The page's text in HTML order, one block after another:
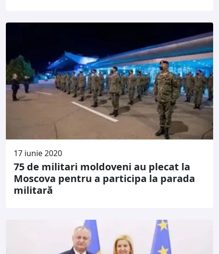
17 iunie 2020
75 de militari moldoveni au plecat la
Moscova pentru a participa la parada
militară